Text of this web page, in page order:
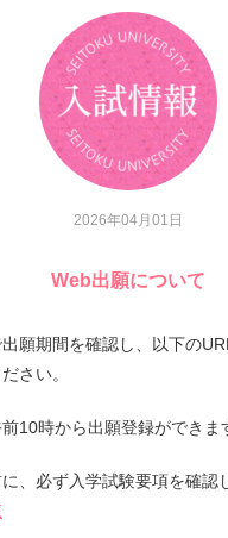
2026年04月01日
Web出願について
願期間を確認し、以下の
さい。
10時から出願登録ができま
、必ず入学試験要項を確認